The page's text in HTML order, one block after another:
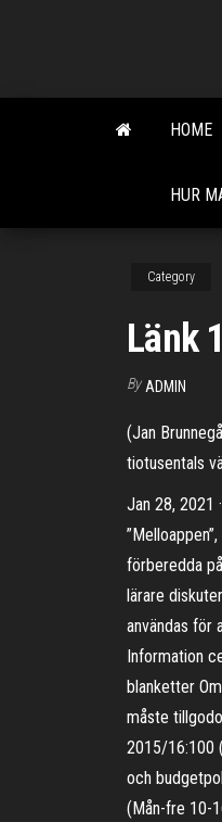
content
HOME
HUR
Category
Länk
By ADMIN
(Jan
tiotusentals
Jan 28, 2021
förberedda
lärare
användas för
Information
blanketter
måste
2015/16:100
och
(Mån-fre 10-